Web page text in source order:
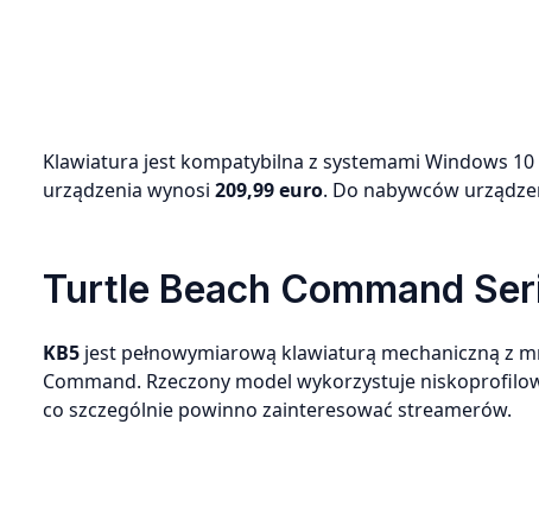
Klawiatura jest kompatybilna z systemami Windows
urządzenia wynosi 209,99 euro. Do nabywców
Turtle Beach Command
KB5 jest pełnowymiarową klawiaturą mechaniczną z
Command. Rzeczony model wykorzystuje
co szczególnie powinno zainteresować streamerów.